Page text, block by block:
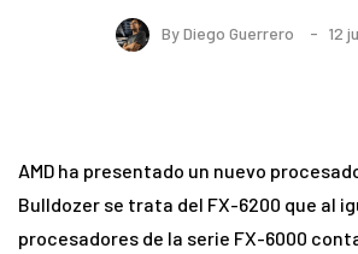
ByDiego Guerrero 12
AMD ha presentado un nuevo
Bulldozer se trata del FX-6200 que al
procesadores de la serie FX-6000